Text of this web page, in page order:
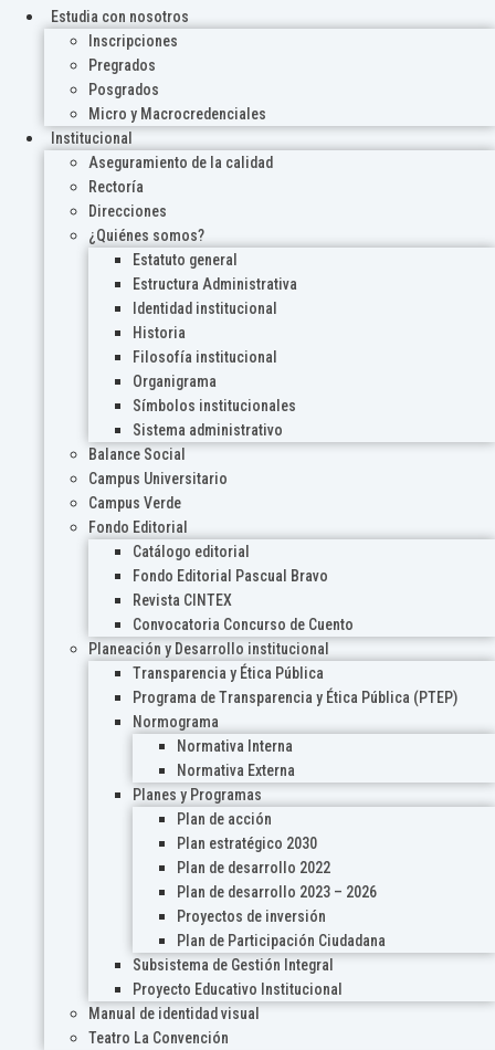
Estudia con nosotros
Inscripciones
Pregrados
Posgrados
Micro y Macrocredenciales
Institucional
Aseguramiento de la calidad
Rectoría
Direcciones
¿Quiénes somos?
Estatuto general
Estructura Administrativa
Identidad institucional
Historia
Filosofía institucional
Organigrama
Símbolos institucionales
Sistema administrativo
Balance Social
Campus Universitario
Campus Verde
Fondo Editorial
Catálogo editorial
Fondo Editorial Pascual Bravo
Revista CINTEX
Convocatoria Concurso de Cuento
Planeación y Desarrollo institucional
Transparencia y Ética Pública
Programa de Transparencia y Ética Pública (PTEP)
Normograma
Normativa Interna
Normativa Externa
Planes y Programas
Plan de acción
Plan estratégico 2030
Plan de desarrollo 2022
Plan de desarrollo 2023 – 2026
Proyectos de inversión
Plan de Participación Ciudadana
Subsistema de Gestión Integral
Proyecto Educativo Institucional
Manual de identidad visual
Teatro La Convención